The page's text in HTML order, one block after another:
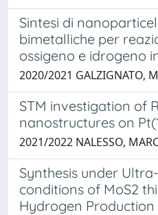
Sintesi di
bimetalliche per
ossigeno e idrogeno
2020/2021 GALZIGNATO,
STM investigation of
nanostructures on
2021/2022 NALESSO,
Synthesis under
conditions of MoS2
Hydrogen Production